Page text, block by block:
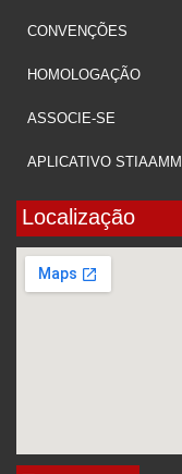
CONVENÇÕES
HOMOLOGAÇÃO
ASSOCIE-SE
APLICATIVO STIAAMM
Localização